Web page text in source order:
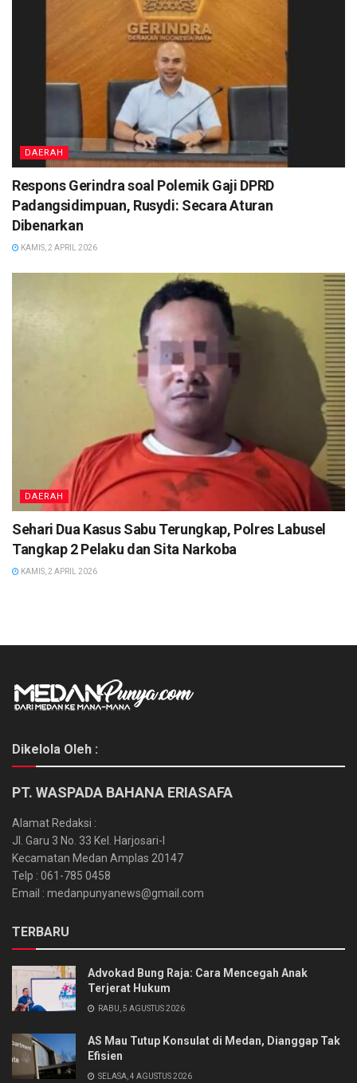
DAERAH
Respons Gerindra soal Polemik Gaji DPRD
Padangsidimpuan, Rusydi: Secara Aturan
Dibenarkan
KAMIS, 2 APRIL 2026
DAERAH
Sehari Dua Kasus Sabu Terungkap, Polres Labusel
Tangkap 2 Pelaku dan Sita Narkoba
KAMIS, 2 APRIL 2026
Dikelola Oleh :
PT. WASPADA BAHANA ERIASAFA
Alamat Redaksi :
Jl. Garu 3 No. 33 Kel. Harjosari-I
Kecamatan Medan Amplas 20147
Telp : 061-785 0458
Email : medanpunyanews@gmail.com
TERBARU
Advokad Bung Raja: Cara Mencegah Anak
Terjerat Hukum
RABU, 5 AGUSTUS 2026
AS Mau Tutup Konsulat di Medan, Dianggap Tak
Efisien
SELASA, 4 AGUSTUS 2026